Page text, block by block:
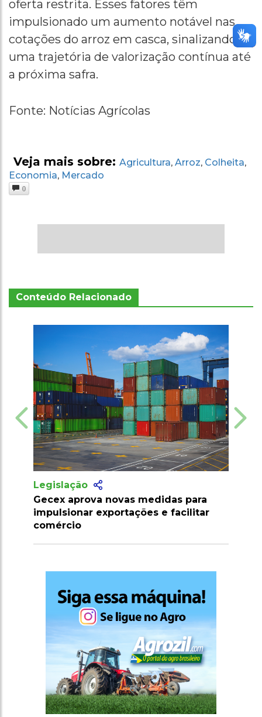
oferta restrita. Esses fatores têm
impulsionado um aumento notável nas
cotações do arroz em casca, sinalizando
uma trajetória de valorização contínua até
a próxima safra.
Fonte: Notícias Agrícolas
Veja mais sobre: Agricultura, Arroz, Colheita,
Economia, Mercado
0
Conteúdo Relacionado
Legislação
SLC Agrícola inaugura maior
algodoeira do Piauí com capacidade
para 80 fardos por hora